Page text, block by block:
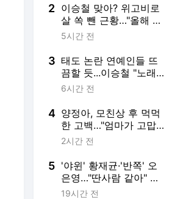
2 이승철 맞아? 위고비로
살 쏙 뺀 근황…"올해 할
아버지 된다" (유퀴즈)
5시간 전
3 태도 논란 연예인들 뜨
끔할 듯...이승철 "노래?
원하면 언제든지"(유퀴
6시간 전
4 양정아, 모친상 후 먹먹
한 고백…"엄마가 고맙
다고 하더라" (같이 삽시
2시간 전
5 '야윈' 황재균·'반쪽' 오
은영…"딴사람 같아" 측
근도 놀란 감량법 뭐길
19시간 전